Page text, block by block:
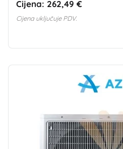
Cijena: 262,49 €
Cijena uključuje PDV.